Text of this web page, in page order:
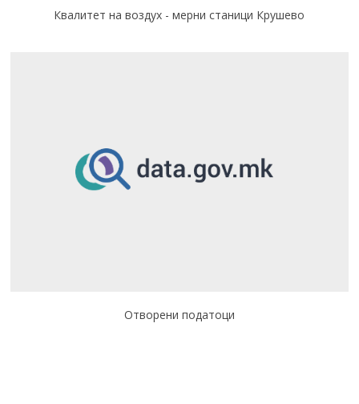
Квалитет на воздух - мерни станици Крушево
Отворени податоци